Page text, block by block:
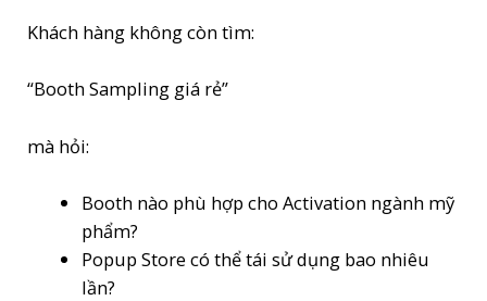
Khách hàng không còn tìm:
“Booth Sampling giá rẻ”
mà hỏi:
Booth nào phù hợp cho Activation ngành mỹ
phẩm?
Popup Store có thể tái sử dụng bao nhiêu
lần?